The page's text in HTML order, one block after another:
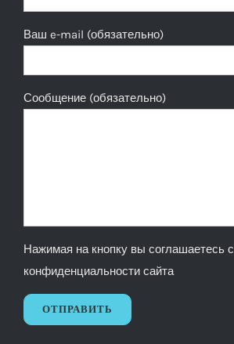
Ваш e-mail (обязательно)
Сообщение (обязательно)
Нажимая на кнопку вы соглашаетесь с
конфиденциальности сайта